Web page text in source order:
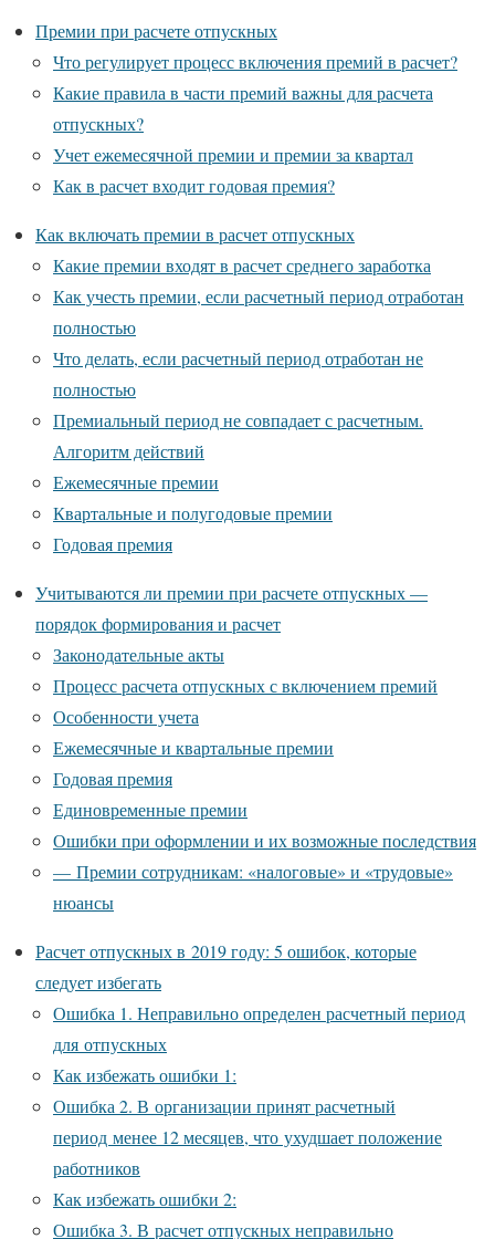
Премии при расчете отпускных
Что регулирует процесс включения премий в расчет?
Какие правила в части премий важны для расчета
отпускных?
Учет ежемесячной премии и премии за квартал
Как в расчет входит годовая премия?
Как включать премии в расчет отпускных
Какие премии входят в расчет среднего заработка
Как учесть премии, если расчетный период отработан
полностью
Что делать, если расчетный период отработан не
полностью
Премиальный период не совпадает с расчетным.
Алгоритм действий
Ежемесячные премии
Квартальные и полугодовые премии
Годовая премия
Учитываются ли премии при расчете отпускных —
порядок формирования и расчет
Законодательные акты
Процесс расчета отпускных с включением премий
Особенности учета
Ежемесячные и квартальные премии
Годовая премия
Единовременные премии
Ошибки при оформлении и их возможные последствия
— Премии сотрудникам: «налоговые» и «трудовые»
нюансы
Расчет отпускных в 2019 году: 5 ошибок, которые
следует избегать
Ошибка 1. Неправильно определен расчетный период
для отпускных
Как избежать ошибки 1:
Ошибка 2. В организации принят расчетный
период менее 12 месяцев, что ухудшает положение
работников
Как избежать ошибки 2:
Ошибка 3. В расчет отпускных неправильно